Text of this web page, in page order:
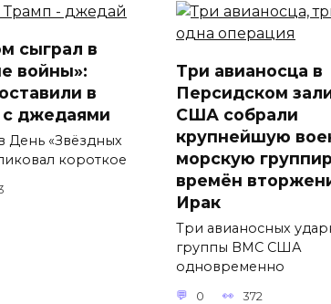
сыграл в
войны»:
в
джедаями
День «Звёздных
короткое
Три авианосца в
Персидском
США собрали
крупнейшую
морскую
времён
Ирак
Три авианосных
группы ВМС США
одновременно
0 372